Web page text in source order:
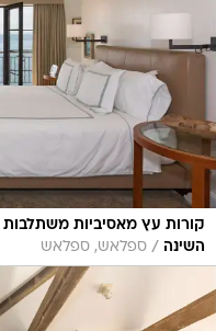
קורות עץ מאסיביות
השינה / ספלאש, ספלאש